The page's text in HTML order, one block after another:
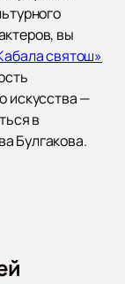
вы
святош»
искусства —
в
Булгакова.